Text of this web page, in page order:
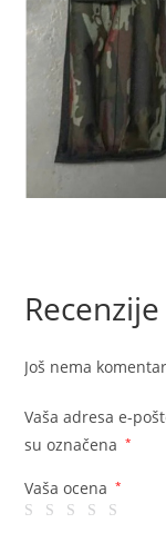
Recenzije
Još nema
Vaša adresa e-
su označena
*
Vaša ocena *